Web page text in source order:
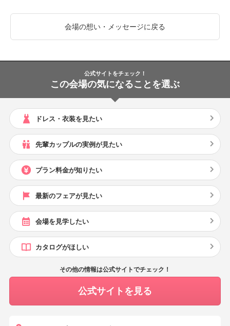
会場の想い・メッセージに戻る
公式サイトをチェック！
この会場の気になることを選ぶ
ドレス・衣装を見たい
先輩カップルの実例が見たい
プラン料金が知りたい
最新のフェアが見たい
会場を見学したい
カタログがほしい
その他の情報は公式サイトでチェック！
公式サイトを見る